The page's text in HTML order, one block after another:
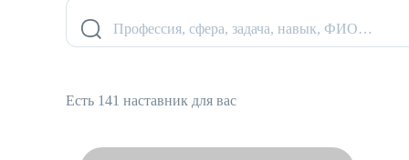
Профессия, сфера, задача, навык, ФИО…
Есть 141 наставник для вас